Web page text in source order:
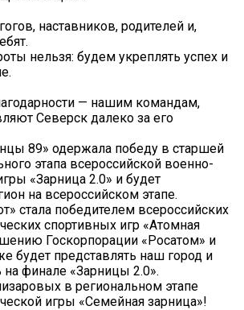
наставников, родителей и,
нельзя: будем укреплять успех и
— нашим командам,
Северск далеко за его
89» одержала победу в старшей
этапа всероссийской военно-
«Зарница 2.0» и будет
на всероссийском этапе.
стала победителем всероссийских
спортивных игр «Атомная
Госкорпорации «Росатом» и
будет представлять наш город и
финале «Зарницы 2.0».
в региональном этапе
игры «Семейная зарница»!